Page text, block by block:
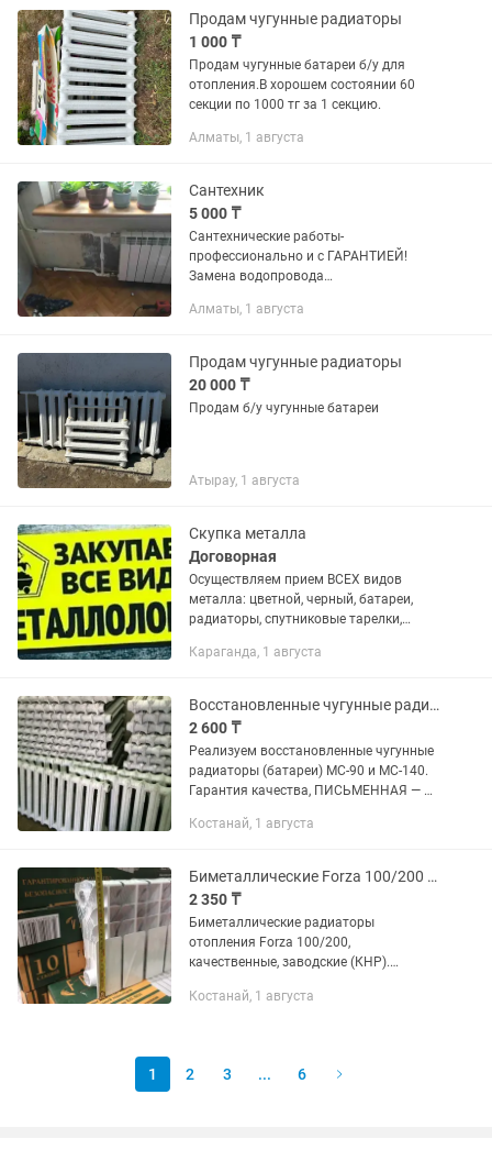
Продам чугунные радиаторы
1 000 ₸
Продам чугунные батареи б/у для
отопления.В хорошем состоянии 60
секции по 1000 тг за 1 секцию.
Алматы, 1 августа
Сантехник
5 000 ₸
Сантехнические работы-
профессионально и с ГАРАНТИЕЙ!
Замена водопровода
пластик,железо. Установка Ванна
Алматы, 1 августа
Продам чугунные радиаторы
20 000 ₸
Продам б/у чугунные батареи
Атырау, 1 августа
Скупка металла
Договорная
Осуществляем прием ВСЕХ видов
металла: цветной, черный, батареи,
радиаторы, спутниковые тарелки,
титаны, стиральные машины, электро и
Караганда, 1 августа
Восстановленные чугунные радиаторы, реставрированные батареи в Костанае
2 600 ₸
Реализуем восстановленные чугунные
радиаторы (батареи) МС-90 и МС-140.
Гарантия качества, ПИСЬМЕННАЯ — 3
восстановленных проходят полный
Костанай, 1 августа
Биметаллические Forza 100/200 радиаторы отопления, батареи
2 350 ₸
Биметаллические радиаторы
отопления Forza 100/200,
качественные, заводские (КНР).
советские, ЧУГУННЫЕ БАТАРЕИ.
Костанай, 1 августа
1 2 3 ... 6